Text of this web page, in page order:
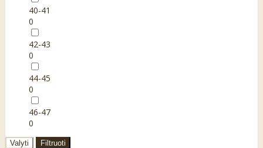
40-41
0
42-43
0
44-45
0
46-47
0
Valyti Filtruoti